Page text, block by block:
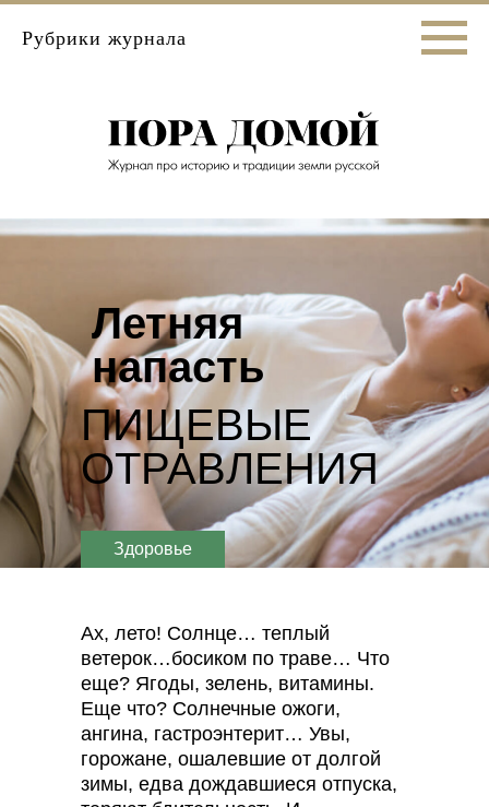
Рубрики журнала
Здоровье
Ах, лето! Солнце… теплый
ветерок…босиком по траве… Что
еще? Ягоды, зелень, витамины.
Еще что? Солнечные ожоги,
ангина, гастроэнтерит… Увы,
горожане, ошалевшие от долгой
зимы, едва дождавшиеся отпуска,
Летняя
напасть
ПИЩЕВЫЕ
ОТРАВЛЕНИЯ